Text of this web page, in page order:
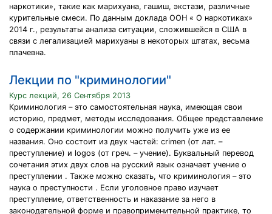
наркотики», такие как марихуана, гашиш, экстази, различные
курительные смеси. По данным доклада ООН « О наркотиках»
2014 г., результаты анализа ситуации, сложившейся в США в
связи с легализацией марихуаны в некоторых штатах, весьма
плачевна.
Лекции по "криминологии"
Курс лекций, 26 Сентября 2013
Криминология – это самостоятельная наука, имеющая свои
историю, предмет, методы исследования. Общее представление
о содержании криминологии можно получить уже из ее
названия. Оно состоит из двух частей: crimen (от лат. –
преступление) и logos (от греч. – учение). Буквальный перевод
сочетания этих двух слов на русский язык означает учение о
преступлении . Также можно сказать, что криминология – это
наука о преступности . Если уголовное право изучает
преступление, ответственность и наказание за него в
законодательной форме и правоприменительной практике, то